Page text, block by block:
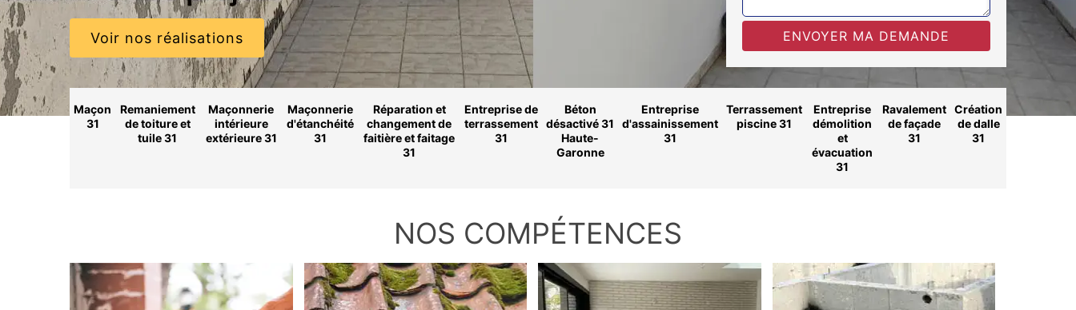
Voir nos réalisations
Maçon
31
Remaniement
de toiture et
tuile 31
Maçonnerie
intérieure
extérieure 31
Maçonnerie
d'étanchéité
31
Réparation et
changement de
faitière et faitage
31
Entreprise de
terrassement
31
Béton
désactivé 31
Haute-
Garonne
Entreprise
d'assainissement
31
Terrassement
piscine 31
Entreprise
démolition
et
évacuation
31
Ravalement
de façade
31
Création
de dalle
31
NOS COMPÉTENCES